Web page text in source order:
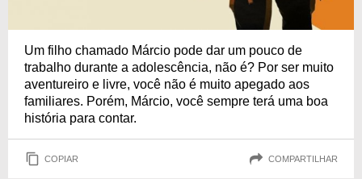
Um filho chamado Márcio pode dar um pouco de
trabalho durante a adolescência, não é? Por ser muito
aventureiro e livre, você não é muito apegado aos
familiares. Porém, Márcio, você sempre terá uma boa
história para contar.
COPIAR COMPARTILHAR